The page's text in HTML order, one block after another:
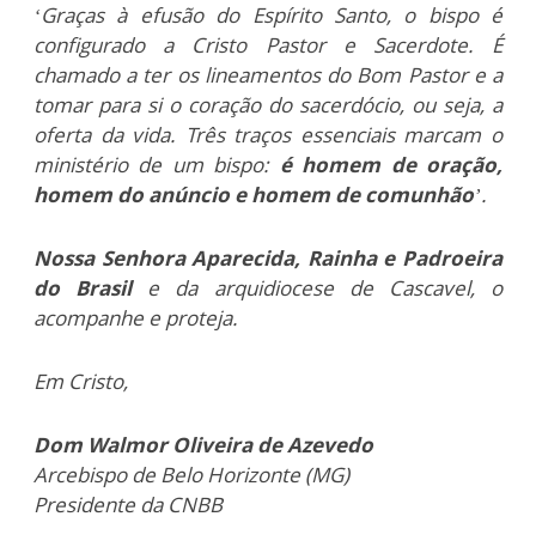
‘Graças à efusão do Espírito Santo, o bispo é
configurado a Cristo Pastor e Sacerdote. É
chamado a ter os lineamentos do Bom Pastor e a
tomar para si o coração do sacerdócio, ou seja, a
oferta da vida. Três traços essenciais marcam o
ministério de um bispo: é homem de oração,
homem do anúncio e homem de comunhão’.
Nossa Senhora Aparecida, Rainha e Padroeira
do Brasil e da arquidiocese de Cascavel, o
acompanhe e proteja.
Em Cristo,
Dom Walmor Oliveira de Azevedo
Arcebispo de Belo Horizonte (MG)
Presidente da CNBB